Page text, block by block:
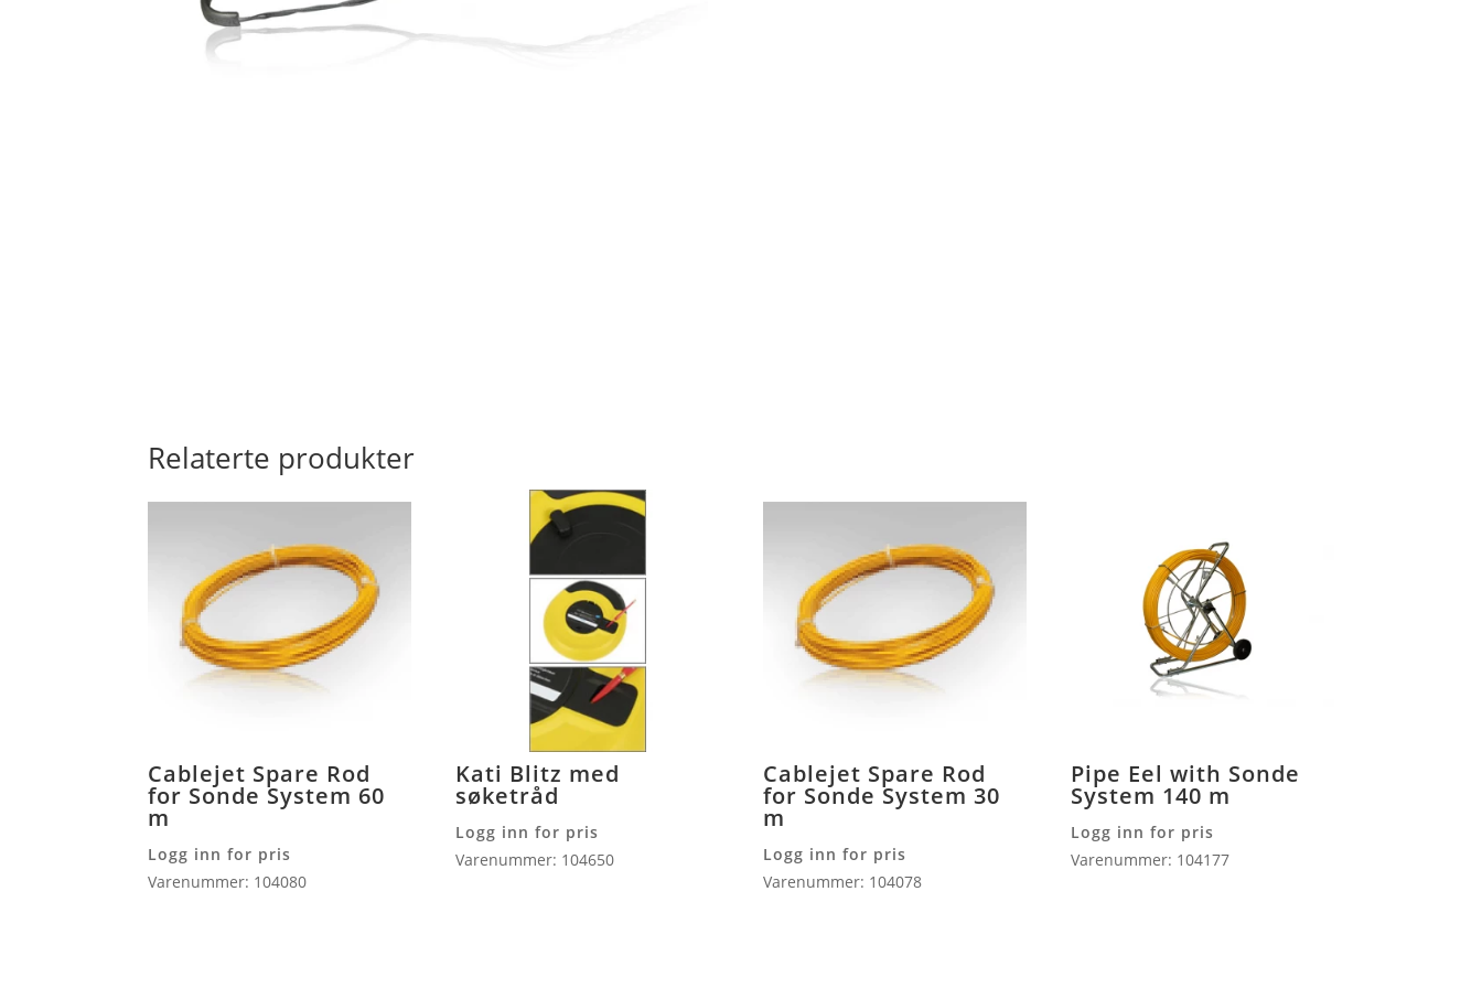
Relaterte produkter
Cablejet Spare Rod
for Sonde System 60
m
Logg inn for pris
Varenummer: 104080
Kati Blitz med
søketråd
Logg inn for pris
Varenummer: 104650
Cablejet Spare Rod
for Sonde System 30
m
Logg inn for pris
Varenummer: 104078
Pipe Eel with Sonde
System 140 m
Logg inn for pris
Varenummer: 104177